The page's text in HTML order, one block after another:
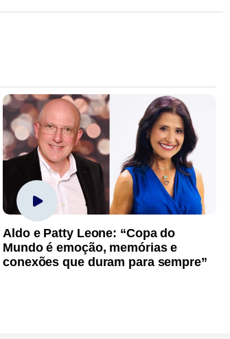
Aldo e Patty Leone: “Copa do
Mundo é emoção, memórias e
conexões que duram para sempre”